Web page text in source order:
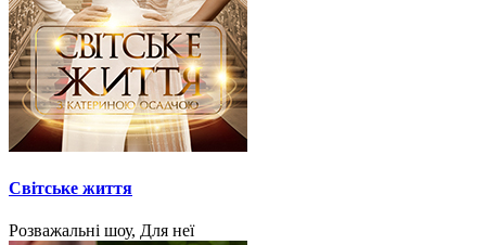
Світське життя
Розважальні шоу, Для неї